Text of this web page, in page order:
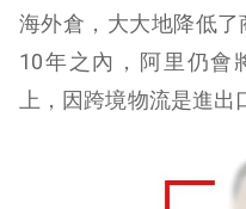
海外倉，大大地降低了
10年之內，阿里仍會
上，因跨境物流是進出